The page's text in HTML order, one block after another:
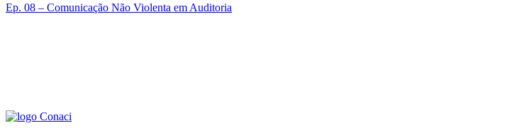
Ep. 08 – Comunicação Não Violenta em Auditoria